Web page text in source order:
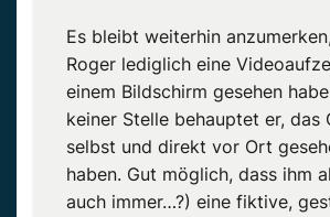
Es bleibt weiterhin
Roger lediglich eine
einem Bildschirm gesehen
keiner Stelle behauptet er, das
selbst und direkt vor Ort
haben. Gut möglich, dass ihm
auch immer…?) eine fiktive,